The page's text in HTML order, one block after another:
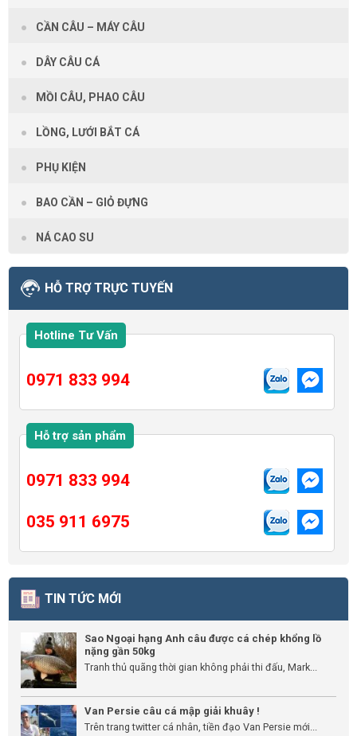
CẦN CÂU – MÁY CÂU
DÂY CÂU CÁ
MỒI CÂU, PHAO CÂU
LỒNG, LƯỚI BẮT CÁ
PHỤ KIỆN
BAO CẦN – GIỎ ĐỰNG
NÁ CAO SU
HỖ TRỢ TRỰC TUYẾN
Hotline Tư Vấn
0971 833 994
Hỗ trợ sản phẩm
0971 833 994
035 911 6975
TIN TỨC MỚI
Sao Ngoại hạng Anh câu được cá chép khổng lồ
nặng gần 50kg
Tranh thủ quãng thời gian không phải thi đấu, Mark...
Van Persie câu cá mập giải khuây !
Trên trang twitter cá nhân, tiền đạo Van Persie mới...